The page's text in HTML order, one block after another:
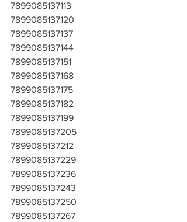
7899085137113
7899085137120
7899085137137
7899085137144
7899085137151
7899085137168
7899085137175
7899085137182
7899085137199
7899085137205
7899085137212
7899085137229
7899085137236
7899085137243
7899085137250
7899085137267